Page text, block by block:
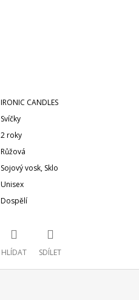
IRONIC CANDLES
Svíčky
2 roky
Růžová
Sojový vosk, Sklo
Unisex
Dospělí
HLÍDAT SDÍLET